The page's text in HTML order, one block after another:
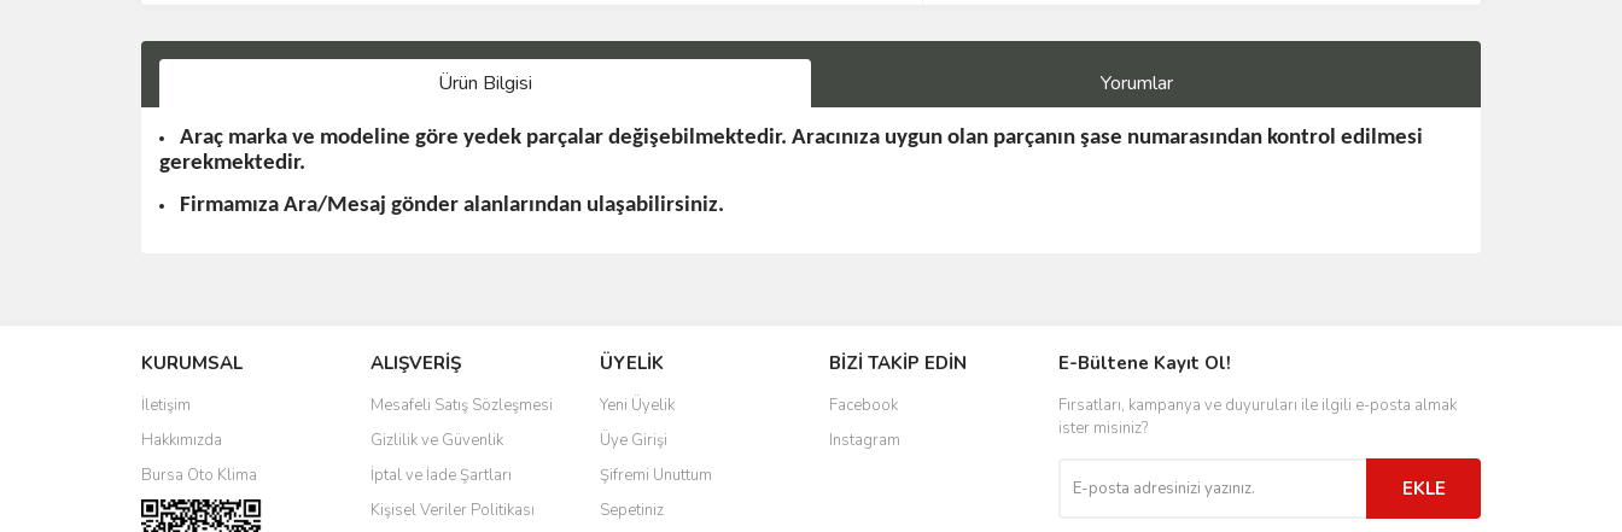
Ürün Bilgisi Yorumlar
Araç marka ve modeline göre yedek parçalar değişebilmektedir. Aracınıza uygun olan parçanın şase numarasından kontrol edilmesi
gerekmektedir.
Firmamıza Ara/Mesaj gönder alanlarından ulaşabilirsiniz.
Yorum Yaz
KURUMSAL
İletişim
Hakkımızda
Bursa Oto Klima
ALIŞVERİŞ
Mesafeli Satış Sözleşmesi
Gizlilik ve Güvenlik
İptal ve İade Şartları
Kişisel Veriler Politikası
ÜYELİK
Yeni Üyelik
Üye Girişi
Şifremi Unuttum
Sepetiniz
BİZİ TAKİP EDİN
Facebook
Instagram
E-Bültene Kayıt Ol!
Fırsatları, kampanya ve duyuruları ile ilgili e-posta almak
ister misiniz?
EKLE